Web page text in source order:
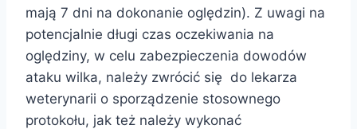
mają 7 dni na dokonanie oględzin). Z uwagi na
potencjalnie długi czas oczekiwania na
oględziny, w celu zabezpieczenia dowodów
ataku wilka, należy zwrócić się do lekarza
weterynarii o sporządzenie stosownego
protokołu, jak też należy wykonać